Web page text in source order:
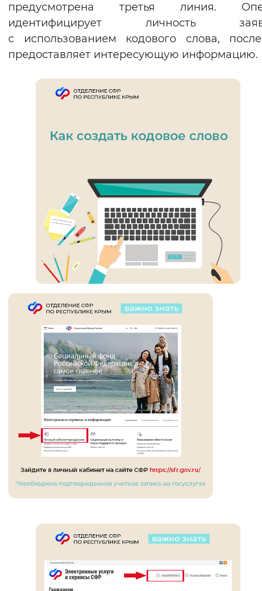
предусмотрена третья линия.
идентифицирует личность
с использованием кодового слова,
предоставляет интересующую информацию.